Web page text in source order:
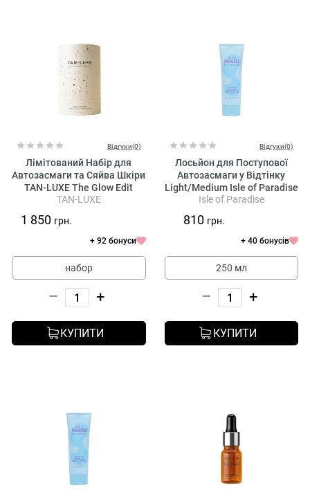
Відгуки(0)
Лімітований Набір для
Автозасмаги та Сяйва Шкіри
TAN-LUXE The Glow Edit
TAN-LUXE
1 850 грн.
+ 92 бонуси
набор
– +
КУПИТИ
Відгуки(0)
Лосьйон для Поступової
Автозасмаги у Відтінку
Light/Medium Isle of Paradise
Gradual Daily Lotion Body
Isle of Paradise
810 грн.
+ 40 бонусів
250 мл
– +
КУПИТИ